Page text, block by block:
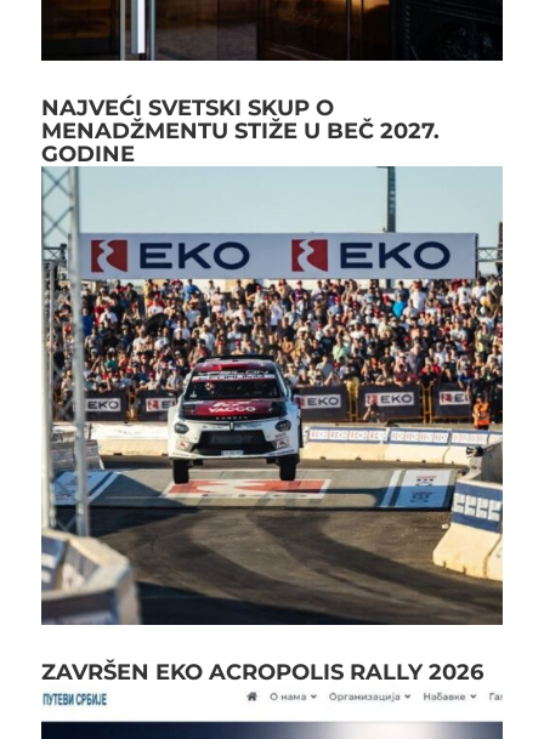
NAJVEĆI SVETSKI SKUP O
MENADŽMENTU STIŽE U BEČ 2027.
GODINE
ZAVRŠEN EKO ACROPOLIS RALLY 2026